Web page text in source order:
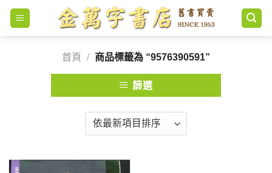
Skip
content
首頁
/ 商品標籤為 “9576390591”
篩選